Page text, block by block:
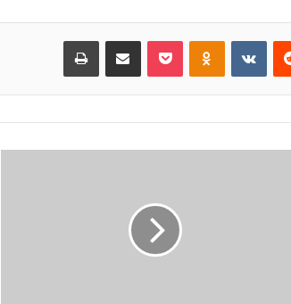
بوكيت مشاركة عبر البريد